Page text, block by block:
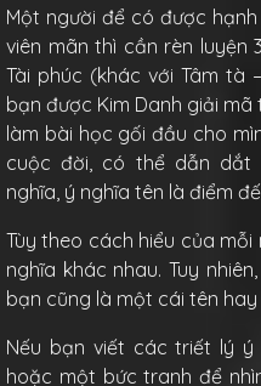
Một người để có được
viên mãn thì cần rèn luyện
Tài phúc (khác với Tâm tà
bạn được Kim Danh giải
làm bài học gối đầu cho
cuộc đời, có thể dẫn dắt
nghĩa, ý nghĩa tên là điểm
Tùy theo cách hiểu của
nghĩa khác nhau. Tuy
bạn cũng là một cái tên hay
Nếu bạn viết các triết lý
hoặc một bức tranh để